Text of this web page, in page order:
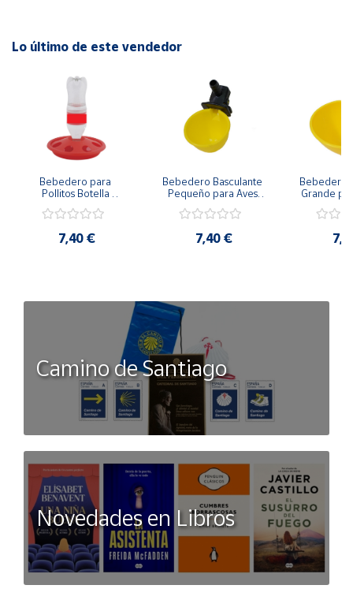
Lo último de este vendedor
Bebedero para
Pollitos Botella
7,40 €
Bebedero Basculante
Pequeño para Aves
7,40 €
Bebedero
Grande
Camino de Santiago
Novedades en Libros